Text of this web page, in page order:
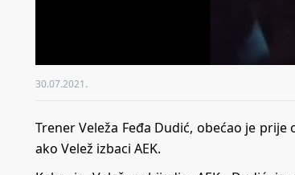
30.07.2021.
Trener Veleža Feđa Dudić, obećao je
ako Velež izbaci AEK.